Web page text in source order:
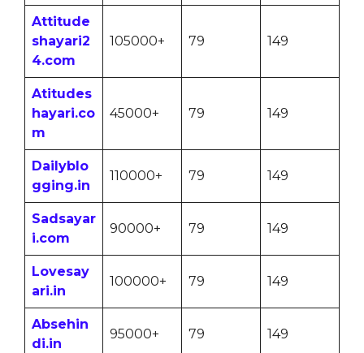
Attitude
shayari2
4.com
105000+ 79 149
Atitudes
hayari.co
m
45000+ 79 149
Dailyblo
gging.in
110000+ 79 149
Sadsayar
i.com
90000+ 79 149
Lovesay
ari.in
100000+ 79 149
Absehin
di.in
95000+ 79 149